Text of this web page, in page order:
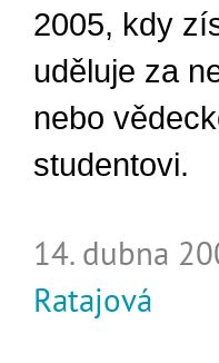
2005, kdy
uděluje za
nebo
studentovi.
14. dubna
Ratajová